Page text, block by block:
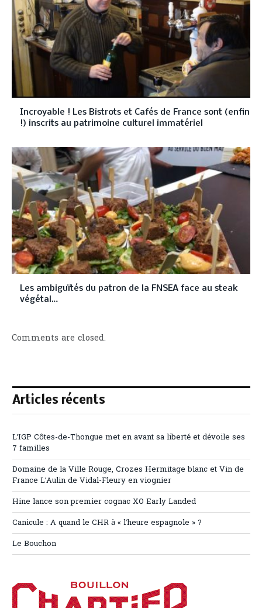
Incroyable ! Les Bistrots et Cafés de France sont (enfin
!) inscrits au patrimoine culturel immatériel
Les ambiguïtés du patron de la FNSEA face au steak
végétal…
Comments are closed.
Articles récents
L’IGP Côtes-de-Thongue met en avant sa liberté et dévoile ses
7 familles
Domaine de la Ville Rouge, Crozes Hermitage blanc et Vin de
France L’Aulin de Vidal-Fleury en viognier
Hine lance son premier cognac XO Early Landed
Canicule : A quand le CHR à « l’heure espagnole » ?
Le Bouchon